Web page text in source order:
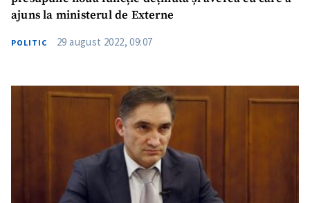
ajuns la ministerul de Externe
POLITIC 29 august 2022, 09:07